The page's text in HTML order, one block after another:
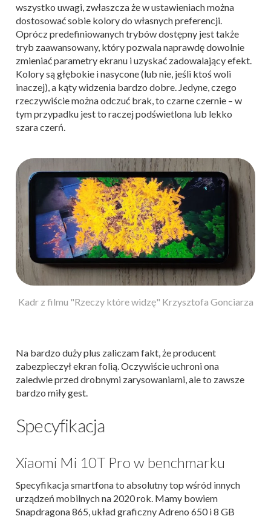
wszystko uwagi, zwłaszcza że w ustawieniach można
dostosować sobie kolory do własnych preferencji.
Oprócz predefiniowanych trybów dostępny jest także
tryb zaawansowany, który pozwala naprawdę dowolnie
zmieniać parametry ekranu i uzyskać zadowalający efekt.
Kolory są głębokie i nasycone (lub nie, jeśli ktoś woli
inaczej), a kąty widzenia bardzo dobre. Jedyne, czego
rzeczywiście można odczuć brak, to czarne czernie – w
tym przypadku jest to raczej podświetlona lub lekko
szara czerń.
Kadr z filmu "Rzeczy które widzę" Krzysztofa Gonciarza
Na bardzo duży plus zaliczam fakt, że producent
zabezpieczył ekran folią. Oczywiście uchroni ona
zaledwie przed drobnymi zarysowaniami, ale to zawsze
bardzo miły gest.
Specyfikacja
Xiaomi Mi 10T Pro w benchmarku
Specyfikacja smartfona to absolutny top wśród innych
urządzeń mobilnych na 2020 rok. Mamy bowiem
Snapdragona 865, układ graficzny Adreno 650 i 8 GB